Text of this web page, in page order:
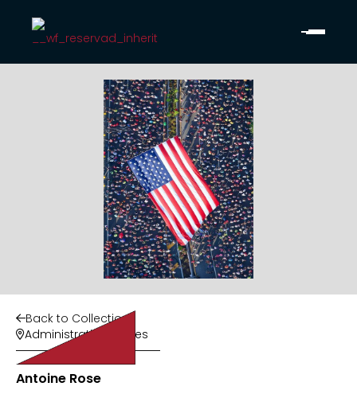
Back to Collection
Administrative Offices
Antoine Rose